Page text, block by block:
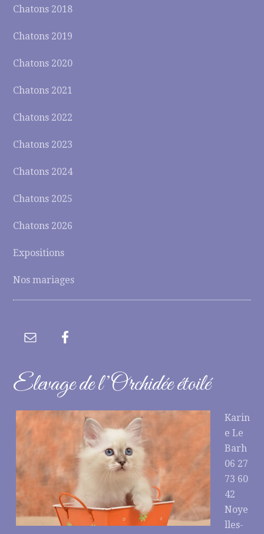
Chatons 2018
Chatons 2019
Chatons 2020
Chatons 2021
Chatons 2022
Chatons 2023
Chatons 2024
Chatons 2025
Chatons 2026
Expositions
Nos mariages
Elevage de l’Orchidée étoilé
Karin
e Le
Barh
06 27
73 60
42
Noye
lles-